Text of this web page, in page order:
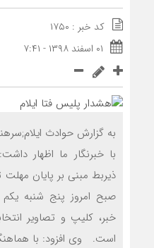
کد خبر : ۱۷۵۰
۰۱ اسفند ۱۳۹۸ - ۷:۴۱
به گزارش حوادث
با خبرنگار ما اظهار
خبر، کلیپ و تصاویر
است. وی افزود: با